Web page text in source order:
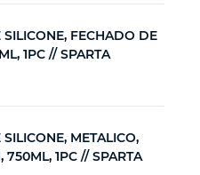
FECHADO DE
1PC // SPARTA
METALICO,
750ML, 1PC // SPARTA